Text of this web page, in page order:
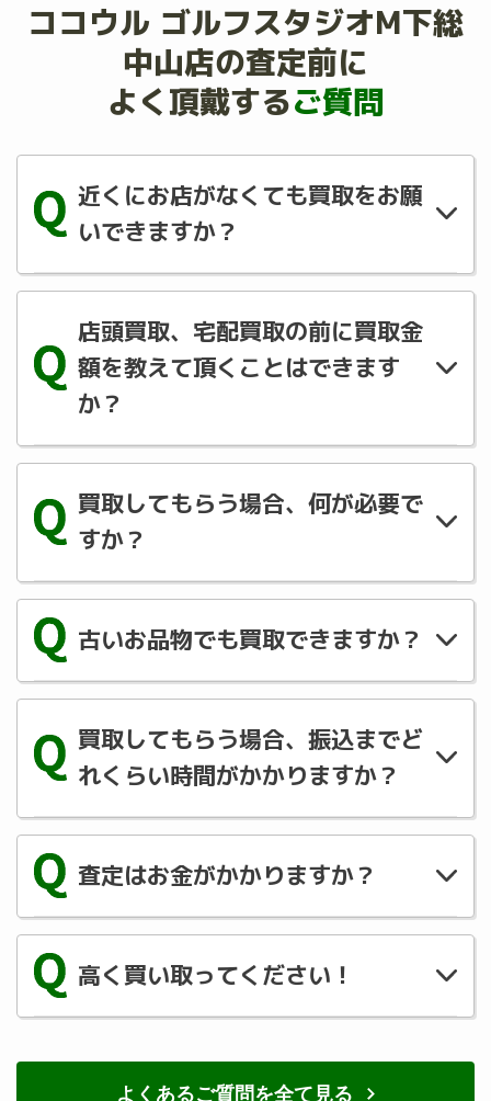
ココウル ゴルフスタジオM下総
中山店の査定前に
よく頂戴するご質問
近くにお店がなくても買取をお願
いできますか？
宅配買取でご対応可能です。LINE にご登録
の上ご相談ください。
店頭買取、宅配買取の前に買取金
額を教えて頂くことはできます
か？
商品状態・メーカー・シリーズ等事前にご査
定の上買取させて頂きます。LINE にて査定
のご予約をお願いします。
買取してもらう場合、何が必要で
すか？
お買取の際にご記入頂く書類に身分証明書の
控えと買取代金の振込先の口座が必要になり
ます。
古いお品物でも買取できますか？
買取できる商品もございます。まずはお気軽
買取してもらう場合、振込までど
れくらい時間がかかりますか？
必要書類やお品物の発送等ございますので、
1 週間ほどお時間を頂く場合が多いです。
書類や梱包材のご用意などでによってはより
速くなることもありますので、ご協力宜しく
査定はお金がかかりますか？
査定は無料です！『このクラブいくらぐらい
になるかな？』軽い気持ちでご連絡くださ
い！
高く買い取ってください！
夜努力させて頂いております！
御気軽にご相談ください！
よくあるご質問を全て見る